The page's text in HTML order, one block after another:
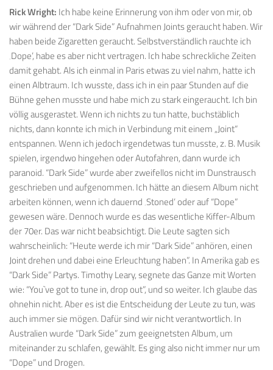
Rick Wright: Ich habe keine Erinnerung von ihm oder von mir, ob
wir während der “Dark Side” Aufnahmen Joints geraucht haben. Wir
haben beide Zigaretten geraucht. Selbstverständlich rauchte ich
‚Dope’, habe es aber nicht vertragen. Ich habe schreckliche Zeiten
damit gehabt. Als ich einmal in Paris etwas zu viel nahm, hatte ich
einen Albtraum. Ich wusste, dass ich in ein paar Stunden auf die
Bühne gehen musste und habe mich zu stark eingeraucht. Ich bin
völlig ausgerastet. Wenn ich nichts zu tun hatte, buchstäblich
nichts, dann konnte ich mich in Verbindung mit einem „Joint“
entspannen. Wenn ich jedoch irgendetwas tun musste, z. B. Musik
spielen, irgendwo hingehen oder Autofahren, dann wurde ich
paranoid. “Dark Side” wurde aber zweifellos nicht im Dunstrausch
geschrieben und aufgenommen. Ich hätte an diesem Album nicht
arbeiten können, wenn ich dauernd ‚Stoned’ oder auf “Dope”
gewesen wäre. Dennoch wurde es das wesentliche Kiffer-Album
der 70er. Das war nicht beabsichtigt. Die Leute sagten sich
wahrscheinlich: “Heute werde ich mir “Dark Side” anhören, einen
Joint drehen und dabei eine Erleuchtung haben”. In Amerika gab es
“Dark Side” Partys. Timothy Leary, segnete das Ganze mit Worten
wie: “You`ve got to tune in, drop out”, und so weiter. Ich glaube das
ohnehin nicht. Aber es ist die Entscheidung der Leute zu tun, was
auch immer sie mögen. Dafür sind wir nicht verantwortlich. In
Australien wurde “Dark Side” zum geeignetsten Album, um
miteinander zu schlafen, gewählt. Es ging also nicht immer nur um
“Dope” und Drogen.